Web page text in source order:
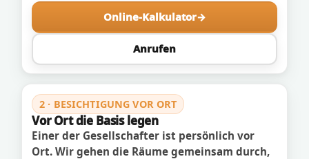
Online-Kalkulator
Anrufen
2 · BESICHTIGUNG VOR ORT
Vor Ort die Basis legen
Einer der Gesellschafter ist persönlich vor
Ort. Wir gehen die Räume gemeinsam durch,